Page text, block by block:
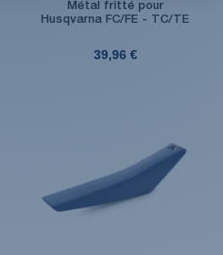
Métal fritté pour
Husqvarna FC/FE - TC/TE
39,96 €